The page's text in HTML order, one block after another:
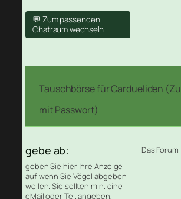
💬 Zum passenden
Chatraum wechseln
Tauschbörse für Cardueliden
mit Passwort)
gebe ab:
geben Sie hier Ihre Anzeige
auf wenn Sie Vögel abgeben
wollen. Sie sollten min. eine
eMail oder Tel. angeben,
Das